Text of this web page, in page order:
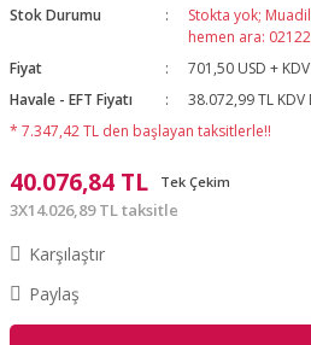
Stok Durumu
Stokta yok;
hemen ara:
Fiyat
701,50 USD + KDV
Havale - EFT Fiyatı
38.072,99 TL KDV
* 7.347,42 TL den başlayan taksitlerle!!
40.076,84 TL Tek Çekim
3X14.026,89 TL taksitle
Karşılaştır
Paylaş